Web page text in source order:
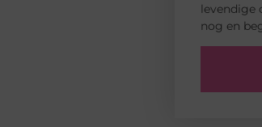
levendige
nog en